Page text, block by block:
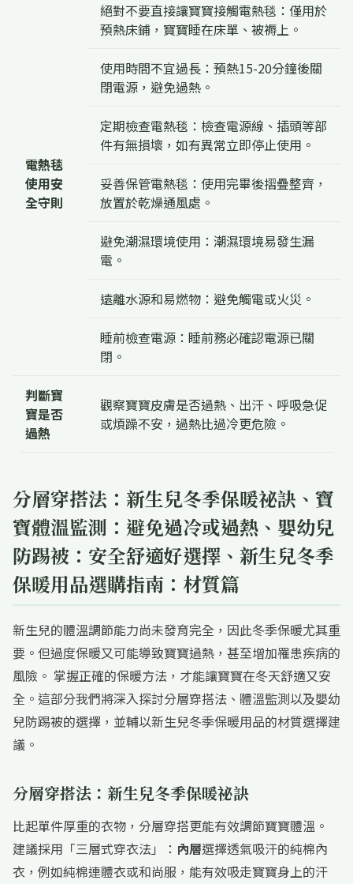
電熱毯
使用安
全守則
絕對不要直接讓寶寶接觸電熱毯：僅用於
預熱床鋪，寶寶睡在床單、被褥上。
使用時間不宜過長：預熱15-20分鐘後關
閉電源，避免過熱。
定期檢查電熱毯：檢查電源線、插頭等部
件有無損壞，如有異常立即停止使用。
妥善保管電熱毯：使用完畢後摺疊整齊，
放置於乾燥通風處。
避免潮濕環境使用：潮濕環境易發生漏
電。
遠離水源和易燃物：避免觸電或火災。
睡前檢查電源：睡前務必確認電源已關
閉。
判斷寶
寶是否
過熱
觀察寶寶皮膚是否過熱、出汗、呼吸急促
或煩躁不安，過熱比過冷更危險。
分層穿搭法：新生兒冬季保暖祕訣、寶
寶體溫監測：避免過冷或過熱、嬰幼兒
防踢被：安全舒適好選擇、新生兒冬季
保暖用品選購指南：材質篇
新生兒的體溫調節能力尚未發育完全，因此冬季保暖尤其重
要。但過度保暖又可能導致寶寶過熱，甚至增加罹患疾病的
風險。 掌握正確的保暖方法，才能讓寶寶在冬天舒適又安
全。這部分我們將深入探討分層穿搭法、體溫監測以及嬰幼
兒防踢被的選擇，並輔以新生兒冬季保暖用品的材質選擇建
議。
分層穿搭法：新生兒冬季保暖祕訣
比起單件厚重的衣物，分層穿搭更能有效調節寶寶體溫。
建議採用「三層式穿衣法」： 內層選擇透氣吸汗的純棉內
衣，例如純棉連體衣或和尚服，能有效吸走寶寶身上的汗